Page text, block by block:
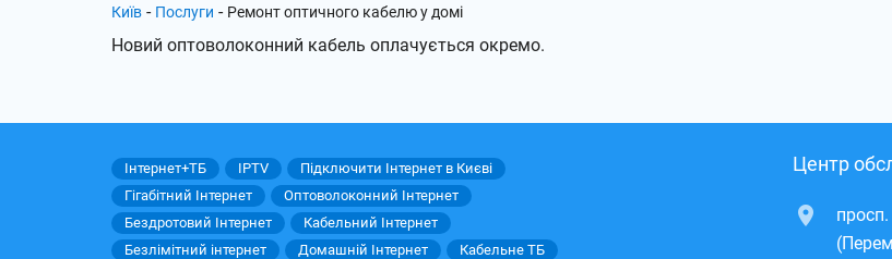
Київ - Послуги - Ремонт оптичного кабелю у домі
Новий оптоволоконний кабель оплачується окремо.
Центр
Інтернет+ТБ IPTV
Підключити Інтернет в Києві
Гігабітний Інтернет
Оптоволоконний Інтернет
Бездротовий Інтернет
Кабельний Інтернет
Безлімітний інтернет
Домашній Інтернет
Кабельне ТБ